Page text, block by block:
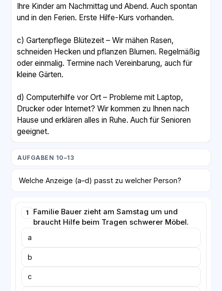
Ihre Kinder am Nachmittag und Abend. Auch spontan
und in den Ferien. Erste Hilfe-Kurs vorhanden.
c) Gartenpflege Blütezeit – Wir mähen Rasen,
schneiden Hecken und pflanzen Blumen. Regelmäßig
oder einmalig. Termine nach Vereinbarung, auch für
kleine Gärten.
d) Computerhilfe vor Ort – Probleme mit Laptop,
Drucker oder Internet? Wir kommen zu Ihnen nach
Hause und erklären alles in Ruhe. Auch für Senioren
geeignet.
AUFGABEN 10–13
Welche Anzeige (a–d) passt zu welcher Person?
1
Familie Bauer zieht am Samstag um und
braucht Hilfe beim Tragen schwerer Möbel.
a
b
c